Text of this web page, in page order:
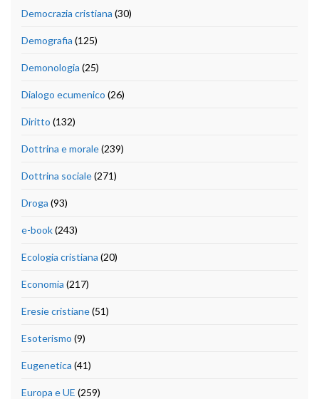
Democrazia cristiana (30)
Demografia (125)
Demonologia (25)
Dialogo ecumenico (26)
Diritto (132)
Dottrina e morale(239)
Dottrina sociale(271)
Droga (93)
e-book(243)
Ecologia cristiana (20)
Economia (217)
Eresie cristiane(51)
Esoterismo (9)
Eugenetica (41)
Europa e UE (259)